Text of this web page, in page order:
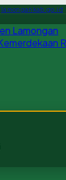
lamongankab.go.id